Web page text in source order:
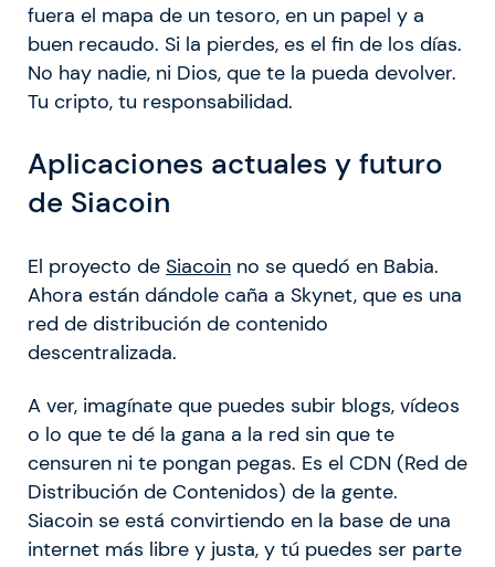
fuera el mapa de un tesoro, en un papel y a
buen recaudo. Si la pierdes, es el fin de los días.
No hay nadie, ni Dios, que te la pueda devolver.
Tu cripto, tu responsabilidad.
Aplicaciones actuales y futuro
de Siacoin
El proyecto de Siacoin no se quedó en Babia.
Ahora están dándole caña a Skynet, que es una
red de distribución de contenido
descentralizada.
A ver, imagínate que puedes subir blogs, vídeos
o lo que te dé la gana a la red sin que te
censuren ni te pongan pegas. Es el CDN (Red de
Distribución de Contenidos) de la gente.
Siacoin se está convirtiendo en la base de una
internet más libre y justa, y tú puedes ser parte